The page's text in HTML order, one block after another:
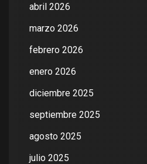
abril 2026
marzo 2026
febrero 2026
enero 2026
diciembre 2025
septiembre 2025
agosto 2025
julio 2025